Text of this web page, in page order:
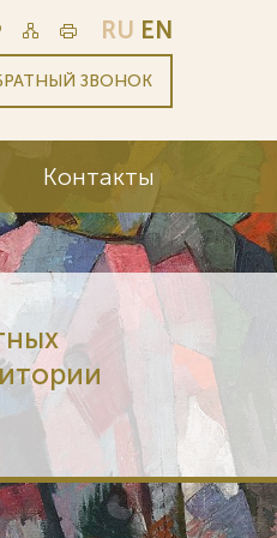
RU EN
ЗВОНОК
Контакты